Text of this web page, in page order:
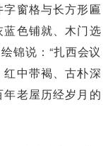
窗格与长方形匾
色铺就、木门选
锦说：“扎西会议
中带褐、古朴深
老屋历经岁月的